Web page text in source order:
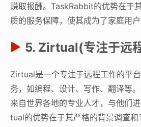
赚取报酬。TaskRabbit的优势在于
质的服务保障，使其成为了家庭用户
5. Zirtual(专注于远
Zirtual是一个专注于远程工作的平
务，如编程、设计、写作、翻译等
来自世界各地的专业人才，与他们
tual的优势在于其严格的背景调查